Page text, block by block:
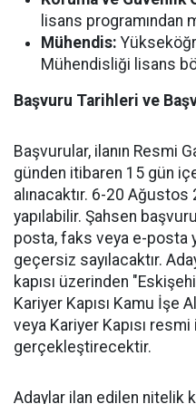
lisans programından
Mühendis:
Mühendisliği lisans
Başvuru Tarihleri ve
Başvurular, ilanın Resmi
günden itibaren 15 gün
alınacaktır. 6-20
yapılabilir. Şahsen
posta, faks veya e-posta
geçersiz sayılacaktır.
kapısı üzerinden
Kariyer Kapısı Kamu İşe
veya Kariyer Kapısı
gerçekleştirecektir.
Adaylar ilan edilen nitelik